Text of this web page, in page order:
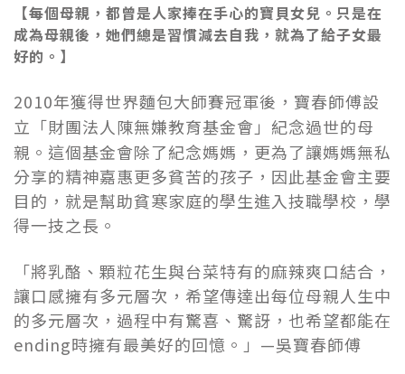
【每個母親，都曾是人家捧在手心的寶貝女兒。只是在
成為母親後，她們總是習慣減去自我，就為了給子女最
好的。】
2010年獲得世界麵包大師賽冠軍後，寶春師傅設
立「財團法人陳無嫌教育基金會」紀念過世的母
親。 這個基金會除了紀念媽媽，更為了讓媽媽無私
分享的精神嘉惠更多貧苦的孩子，因此基金會主要
目的，就是幫助貧寒家庭的學生進入技職學校，學
得一技之長。
「將乳酪、顆粒花生與台菜特有的麻辣爽口結合，
讓口感擁有多元層次，希望傳達出每位母親人生中
的多元層次，過程中有驚喜、驚訝，也希望都能在
ending時擁有最美好的回憶。」—吳寶春師傅